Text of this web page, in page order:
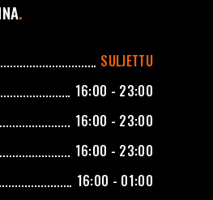
SULJETTU
16:00 - 23:00
16:00 - 23:00
16:00 - 23:00
16:00 - 01:00